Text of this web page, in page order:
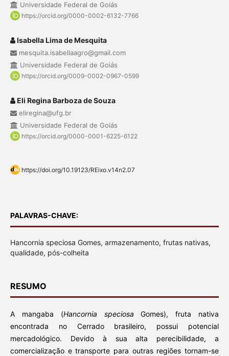
Universidade Federal de Goiás
https://orcid.org/0000-0002-6132-7766
Isabella Lima de Mesquita
mesquita.isabellaagro@gmail.com
Universidade Federal de Goiás
https://orcid.org/0009-0002-0967-0599
Eli Regina Barboza de Souza
eliregina@ufg.br
Universidade Federal de Goiás
https://orcid.org/0000-0001-6225-6122
https://doi.org/10.19123/REixo.v14n2.07
PALAVRAS-CHAVE:
Hancornia speciosa Gomes, armazenamento, frutas nativas,
qualidade, pós-colheita
RESUMO
A mangaba (Hancornia speciosa Gomes), fruta nativa
encontrada no Cerrado brasileiro, possui potencial
mercadológico. Devido à sua alta perecibilidade, a
comercialização e transporte para outras regiões tornam-se